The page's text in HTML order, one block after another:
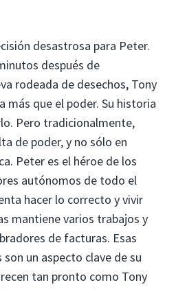
desastrosa para Peter.
después de
rodeada de desechos, Tony
más que el poder. Su historia
Pero tradicionalmente,
de poder, y no sólo en
Peter es el héroe de los
autónomos de todo el
hacer lo correcto y vivir
mantiene varios trabajos y
de facturas. Esas
un aspecto clave de su
tan pronto como Tony